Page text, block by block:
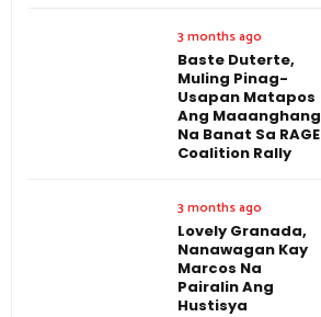
3 months ago
Baste Duterte,
Muling Pinag-
Usapan Matapos
Ang Maaanghang
Na Banat Sa RAGE
Coalition Rally
3 months ago
Lovely Granada,
Nanawagan Kay
Marcos Na
Pairalin Ang
Hustisya